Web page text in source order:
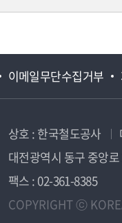
이메일무단수집거부
상호 : 한국철도공사
대전광역시 동구 중앙
팩스 : 02-361-8385
COPYRIGHT ⓒ